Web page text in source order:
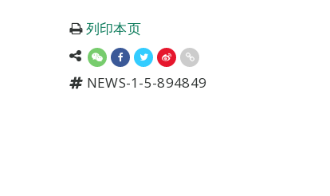
列印本页
NEWS-1-5-894849